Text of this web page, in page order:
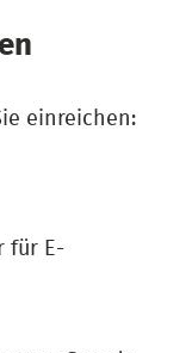
einreichen:
für E-